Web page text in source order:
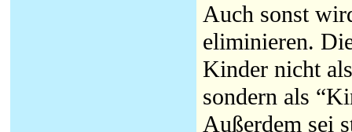
Auch sonst
eliminieren.
Kinder nicht
sondern als
Außerdem sei